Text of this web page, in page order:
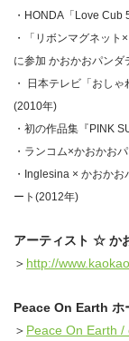
・HONDA「Love
・「リボンマグネット
に参加 かおかおパン
・ 日本テレビ「おし
(2010年)
・初の作品集『PINK
・ランコム×かおかお
・Inglesina × かおか
ート(2012年)
アーティスト ☆ か
＞ http://
Peace On Earth ホ
＞ Peace On Earth /